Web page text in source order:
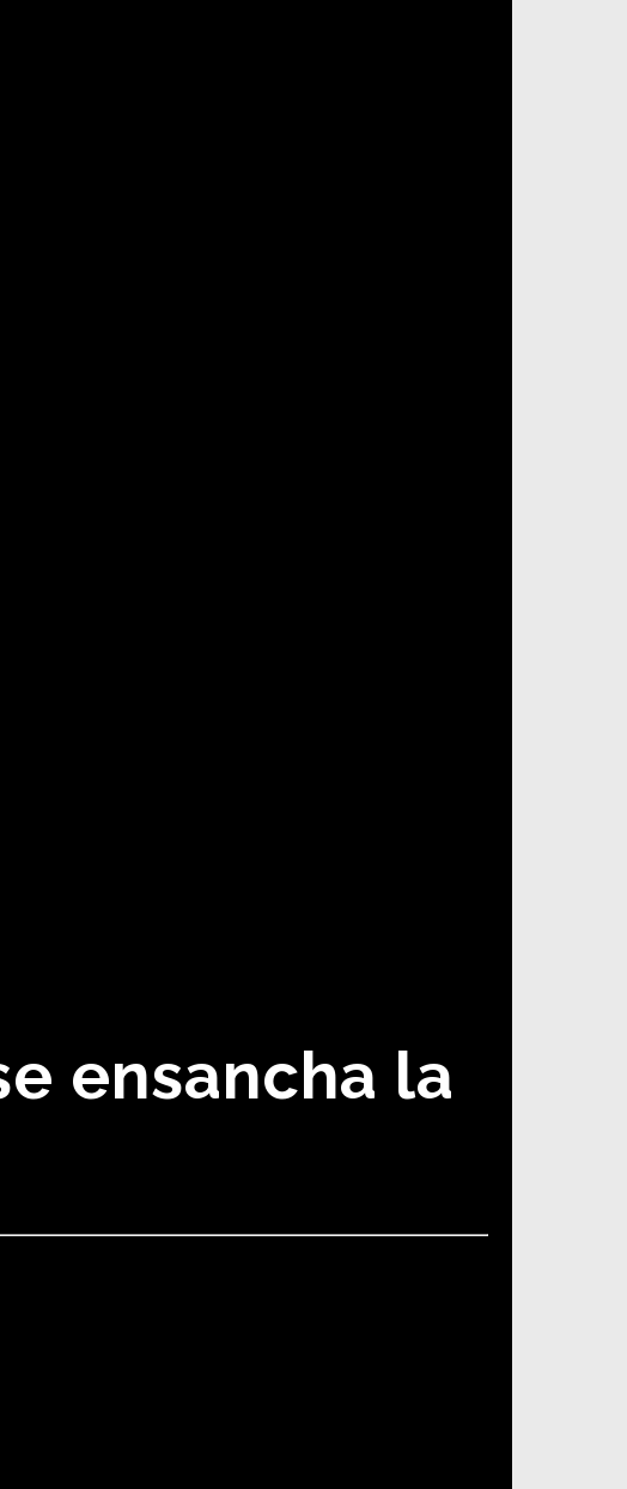
ensancha la